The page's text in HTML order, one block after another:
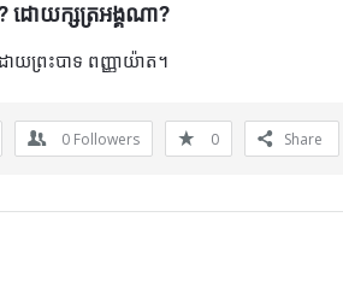
? ដោយក្សត្រអង្គណា?
ោយព្រះបាទ ពញ្ញាយ៉ាត។
0 Followers 0 Share